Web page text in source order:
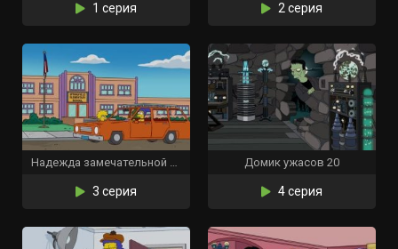
1 серия 2 серия
Надежда замечательной жены
3 серия
Домик ужасов 20
4 серия